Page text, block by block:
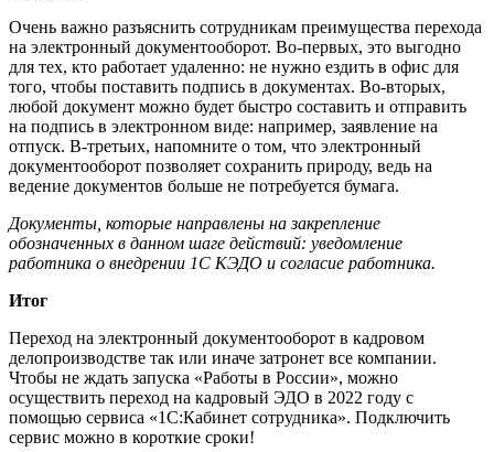
Очень важно разъяснить сотрудникам преимущества перехода
на электронный документооборот. Во-первых, это выгодно
для тех, кто работает удаленно: не нужно ездить в офис для
того, чтобы поставить подпись в документах. Во-вторых,
любой документ можно будет быстро составить и отправить
на подпись в электронном виде: например, заявление на
отпуск. В-третьих, напомните о том, что электронный
документооборот позволяет сохранить природу, ведь на
ведение документов больше не потребуется бумага.
Документы, которые направлены на закрепление
обозначенных в данном шаге действий: уведомление
работника о внедрении 1С КЭДО и согласие работника.
Итог
Переход на электронный документооборот в кадровом
делопроизводстве так или иначе затронет все компании.
Чтобы не ждать запуска «Работы в России», можно
осуществить переход на кадровый ЭДО в 2022 году с
помощью сервиса «1С:Кабинет сотрудника». Подключить
сервис можно в короткие сроки!